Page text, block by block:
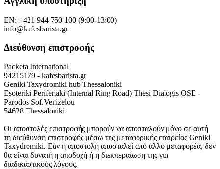
EN: +421 944 750 100 (9:00-13:00)
info@kafesbarista.gr
Διεύθυνση επιστροφής
Packeta International
94215179 - kafesbarista.gr
Geniki Taxydromiki hub Thessaloniki
Esoteriki Periferiaki (Internal Ring Road) Thesi Dialogis OSE -
Parodos Sof.Venizelou
54628 Thessaloniki
Οι αποστολές επιστροφής μπορούν να αποσταλούν μόνο σε αυτή
τη διεύθυνση επιστροφής μέσω της μεταφορικής εταιρείας Geniki
Taxydromiki. Εάν η αποστολή αποσταλεί από άλλο μεταφορέα, δεν
θα είναι δυνατή η αποδοχή ή η διεκπεραίωση της για
διαδικαστικούς λόγους.